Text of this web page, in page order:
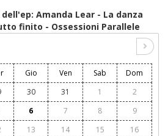
Amanda Lear - La danza
finito - Ossessioni Parallele
Gio Ven Sab
Dom
30 31 1
2
6 7 8
9
13 14 15
16